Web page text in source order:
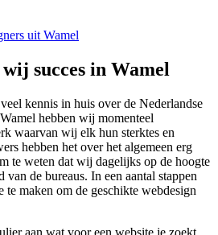
uit Wamel
succes in Wamel
kennis in huis over de Nederlandse
hebben wij momenteel
waarvan wij elk hun sterktes en
hebben het over het algemeen erg
te weten dat wij dagelijks op de hoogte
de bureaus. In een aantal stappen
maken om de geschikte webdesign